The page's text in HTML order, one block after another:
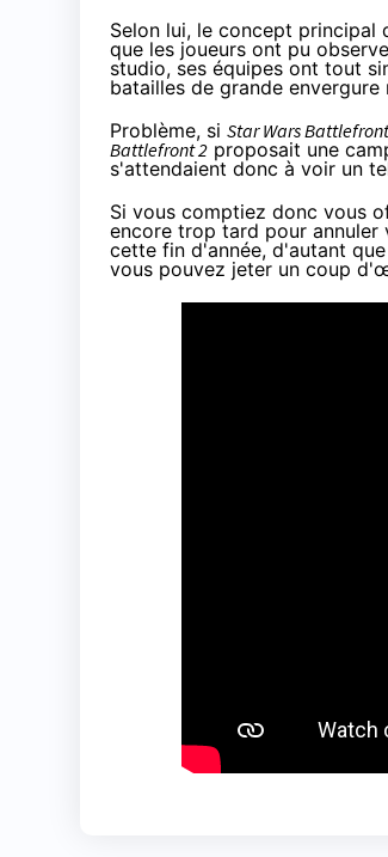
Selon lui, le concept principal
que les joueurs ont pu
studio, ses équipes ont tout
batailles de grande
Problème, si Star Wars Battlefront
Battlefront 2 proposait une
s'attendaient donc à voir un
Si vous comptiez donc vous
encore trop tard pour annuler
cette fin d'année, d'autant
vous pouvez jeter un coup